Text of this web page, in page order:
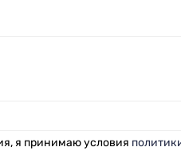
я принимаю условия